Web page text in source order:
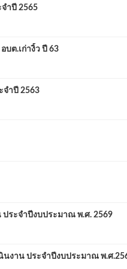
ำปี 2565
บต.เก่างิ้ว ปี 63
ำปี 2563
ระจำปีงบประมาณ พ.ศ. 2569
นงาน ประจำปีงบประมาณ พ.ศ